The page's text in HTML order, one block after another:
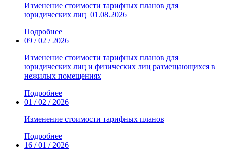
Изменение стоимости тарифных планов для
юридических лиц_01.08.2026
Подробнее
09 / 02 / 2026
Изменение стоимости тарифных планов для
юридических лиц и физических лиц размещающихся в
нежилых помещениях
Подробнее
01 / 02 / 2026
Изменение стоимости тарифных планов
Подробнее
16 / 01 / 2026